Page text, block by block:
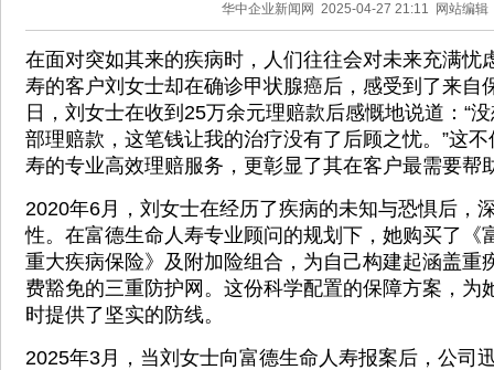
华中企业新闻网 2025-04-27 21:11 网站编辑
在面对突如其来的疾病时，人们往往会对未来充满忧
寿的客户刘女士却在确诊甲状腺癌后，感受到了来自
日，刘女士在收到25万余元理赔款后感慨地说道：“
部理赔款，这笔钱让我的治疗没有了后顾之忧。”这
寿的专业高效理赔服务，更彰显了其在客户最需要帮
2020年6月，刘女士在经历了疾病的未知与恐惧后，
性。在富德生命人寿专业顾问的规划下，她购买了《
重大疾病保险》及附加险组合，为自己构建起涵盖重
费豁免的三重防护网。这份科学配置的保障方案，为
时提供了坚实的防线。
2025年3月，当刘女士向富德生命人寿报案后，公司